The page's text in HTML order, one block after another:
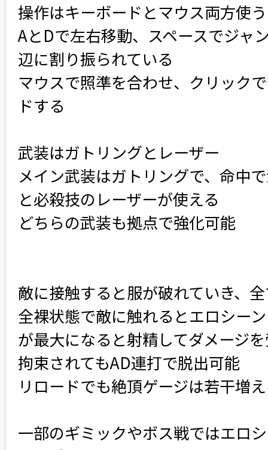
操作はキーボードとマウス両方使う
AとDで左右移動、スペースでジャ
辺に割り振られている
マウスで照準を合わせ、クリック
ドする
武装はガトリングとレーザー
メイン武装はガトリングで、命中
と必殺技のレーザーが使える
どちらの武装も拠点で強化可能
敵に接触すると服が破れていき、
全裸状態で敵に触れるとエロシー
が最大になると射精してダメージ
拘束されてもAD連打で脱出可能
リロードでも絶頂ゲージは若干増
一部のギミックやボス戦ではエロ